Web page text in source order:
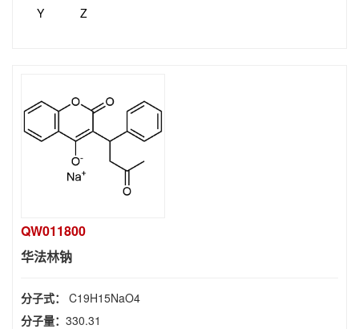
Y
Z
QW011800
华法林钠
分子式： C19H15NaO4
分子量： 330.31